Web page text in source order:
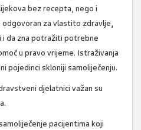
bez recepta, nego i
za vlastito zdravlje,
i da zna potražiti potrebne
u pravo vrijeme. Istraživanja
pojedinci skloniji samoliječenju.
djelatnici važan su
pacijentima koji